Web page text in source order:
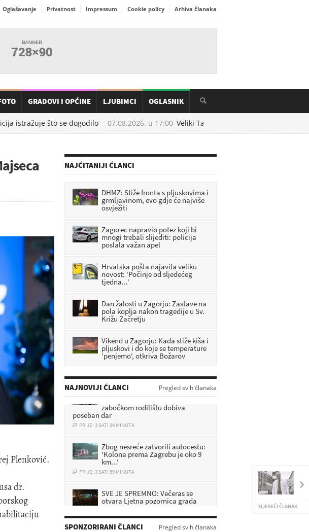
Oglašavanje Privatnost Impressum Cookie policy Arhiva članaka
GRADOVI I OPĆINE LJUBIMCI OGLASNIK
istražuje što se dogodilo 07.08.2026. u17:00 Veliki Tabor dobiva novu atrakciju:
SLJEDEĆI ČLANAK
Plenković.
dr.
NAJČITANIJI ČLANCI
DHMZ: Stiže fronta s pljuskovima i
grmljavinom, evo gdje će najviše
osvježiti
Zagorec napravio potez koji bi
mnogi trebali slijediti: policija
poslala važan apel
Hrvatska pošta najavila veliku
novost: 'Počinje od sljedećeg
tjedna...'
Dan žalosti u Zagorju: Zastave na
pola koplja nakon tragedije u Sv.
Križu Začretju
Vikend u Zagorju: Kada stiže kiša i
pljuskovi i do koje se temperature
'penjemo', otkriva Božarov
NAJNOVIJI ČLANCI Pregled svih članaka
Prva uspomena na život u
Zagorju: Svaka beba rođena u
poseban dar
 PRIJE: 3 SATI 34 MINUTA
'Kolona prema Zagrebu je oko 9
km...'
PRIJE: 3 SATI 59 MINUTA
otvara Ljetna pozornica grada
Oroslavja uz koncert Indire
SPONZORIRANI ČLANCI Pregled svih članaka